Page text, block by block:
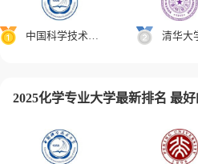
中国科学技术大学 清华大
2025化学专业大学最新排名 最